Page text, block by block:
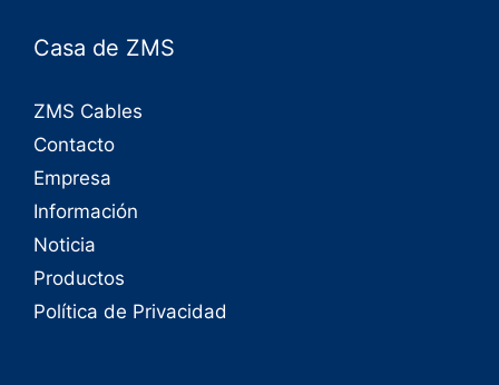
Casa de ZMS
ZMS Cables
Contacto
Empresa
Información
Noticia
Productos
Política de Privacidad